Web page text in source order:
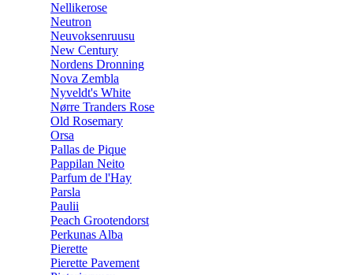
Nellikerose
Neutron
Neuvoksenruusu
New Century
Nordens Dronning
Nova Zembla
Nyveldt's White
Nørre Tranders Rose
Old Rosemary
Orsa
Pallas de Pique
Pappilan Neito
Parfum de l'Hay
Parsla
Paulii
Peach Grootendorst
Perkunas Alba
Pierette
Pierette Pavement